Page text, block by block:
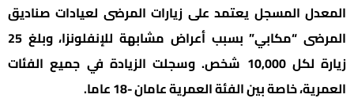
المعدل المسجل يعتمد على زيارات المرضى لعيادات صناديق
المرضى “مكابي” بسبب أعراض مشابهة للإنفلونزا، وبلغ 25
زيارة لكل 10,000 شخص. وسجلت الزيادة في جميع الفئات
العمرية، خاصة بين الفئة العمرية عامان -18 عاما.